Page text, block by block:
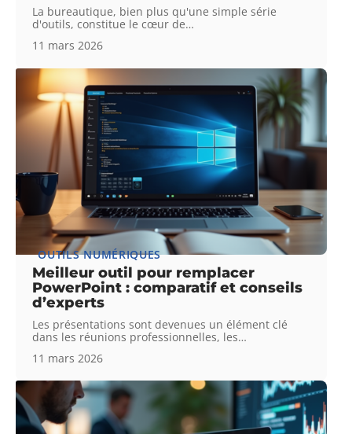
La bureautique, bien plus qu'une simple série
d'outils, constitue le cœur de…
11 mars 2026
OUTILS NUMÉRIQUES
Meilleur outil pour remplacer
PowerPoint : comparatif et conseils
d’experts
Les présentations sont devenues un élément clé
dans les réunions professionnelles, les…
11 mars 2026